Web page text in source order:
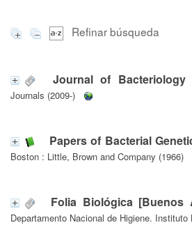
Refinar búsqueda
Journal of Bacteriology
Journals (2009-)
Papers of Bacterial
Boston : Little, Brown and Company (1966)
Folia Biológica [Buenos
Departamento Nacional de Higiene. Instituto